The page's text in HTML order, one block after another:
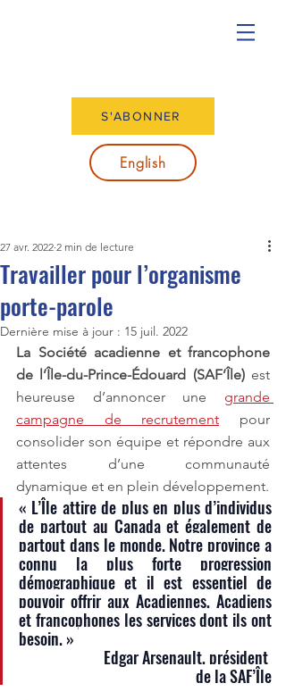
S'ABONNER
English
Travailler pour l’organisme
porte-parole
27 avr. 2022 2 min de lecture
Dernière mise à jour : 15 juil. 2022
La Société acadienne et francophone
de l’Île-du-Prince-Édouard (SAF’Île) est
heureuse d’annoncer une grande
campagne de recrutement pour
consolider son équipe et répondre aux
attentes d’une communauté
dynamique et en plein développement.
« L’Île attire de plus en plus d’individus
de partout au Canada et également de
partout dans le monde. Notre province a
connu la plus forte progression
démographique et il est essentiel de
pouvoir offrir aux Acadiennes, Acadiens
et francophones les services dont ils ont
besoin. »
Edgar Arsenault, président
de la SAF’Île